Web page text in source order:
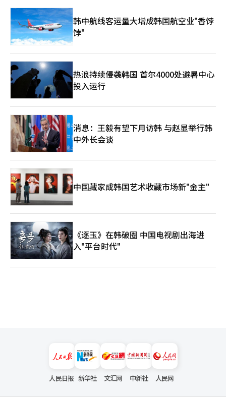
讶。”最后，桑木理梦表示：“感谢大家观看《箱子里的羊》。我
认为这部电影是充满爱的电影。希望大家多次观看，反复思
考。”是枝导演也呼吁观众想象电影中看不见的东西。他表
示：“电影是由可见的东西构成的，但未拍摄的部分也很重要。就
识地考虑这些。”他补充道：“电影中可见的有森林、杯面炒面等
各种东西，但也希望大家能想象那些看不见的东西。”另外，《箱
子里的羊》将于10日正式在国内上映。※ 本报道经人工智能
（AI）系统翻译与编辑。
德”的出现引发了演员和导演等行业从业者的反对，担心人类演员
的表演和形象可能被廉价数据所替代。美国演员和广播人工会要求
在使用AI演员时，给予与实际演员相同水平的出场费，即所谓
的“蒂莉税”。尽管如此，创作者并不完全拒绝使用AI。如果在合
理的同意、补偿和权利保护的前提下，AI可以成为提高制作效率和
扩展表现范围的工具。问题在于，支持这一技术应用的标准尚未充
分建立。为了使AI成为创作者的合作伙伴，必须首先明确学习数据
的来源、权利补偿以及演员和表演者的同意范围。影评人尹成表
示：“仅凭AI电影‘看起来像真实人类’的技术惊奇来取胜，可能
是一种单维度的处理方式。电影最终还是要看故事。AI的优势在于
可以在不花费大量制作费用的情况下尝试物理上难以实现的场景，
因此如何利用这一技术创造作品的独特性至关重要。”他还指
出：“目前还是应该单独评估AI电影的单元。技术尚不完美，与实
拍电影在某些方面的沉浸感也有所不同。然而，现在我们应当将AI
电影视为如何在我们所熟知的电影中使用和工具化AI的问题，而不
仅仅是承认AI电影是否为电影。”AI电影不再停留在“可能性”的
阶段。它们已经被制作、上映，并成为电影节和市场的议题。现在
需要的，不仅是对技术新颖性的赞叹，更是对电影的完整性、创作
者的介入、版权和肖像权、以及产业责任的共同关注。随着AI电影
开始进入现有电影节的语言，电影节正在成为同时检验其可能性和
标准的舞台。※ 本报道经人工智能（AI）系统翻译与编辑。
韩中航线客运量大增成韩国航空业"香饽
饽"
热浪持续侵袭韩国 首尔4000处避暑中心
投入运行
消息：王毅有望下月访韩 与赵显举行韩
中外长会谈
中国藏家成韩国艺术收藏市场新"金主"
《逐玉》在韩破圈 中国电视剧出海进
入"平台时代"
人民日报 新华社 文汇网 中新社 人民网